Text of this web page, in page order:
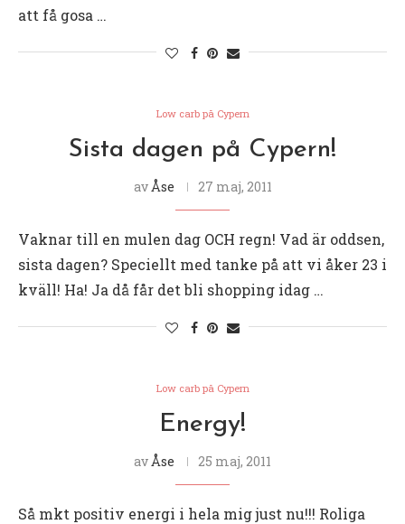
att få gosa …
Low carb på Cypern
Sista dagen på Cypern!
av Åse 27 maj, 2011
Vaknar till en mulen dag OCH regn! Vad är oddsen,
sista dagen? Speciellt med tanke på att vi åker 23 i
kväll! Ha! Ja då får det bli shopping idag …
Low carb på Cypern
Energy!
av Åse 25 maj, 2011
Så mkt positiv energi i hela mig just nu!!! Roliga